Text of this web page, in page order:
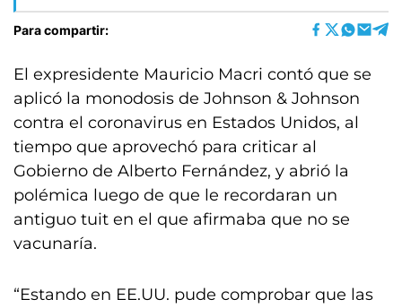
Para compartir:
El expresidente Mauricio Macri contó que se
aplicó la monodosis de Johnson & Johnson
contra el coronavirus en Estados Unidos, al
tiempo que aprovechó para criticar al
Gobierno de Alberto Fernández, y abrió la
polémica luego de que le recordaran un
antiguo tuit en el que afirmaba que no se
vacunaría.
“Estando en EE.UU. pude comprobar que las